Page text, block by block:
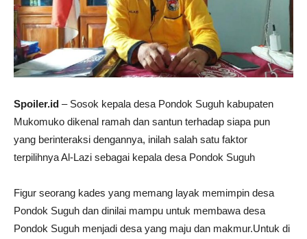
Spoiler.id – Sosok kepala desa Pondok Suguh kabupaten
Mukomuko dikenal ramah dan santun terhadap siapa pun
yang berinteraksi dengannya, inilah salah satu faktor
terpilihnya Al-Lazi sebagai kepala desa Pondok Suguh
Figur seorang kades yang memang layak memimpin desa
Pondok Suguh dan dinilai mampu untuk membawa desa
Pondok Suguh menjadi desa yang maju dan makmur.Untuk di